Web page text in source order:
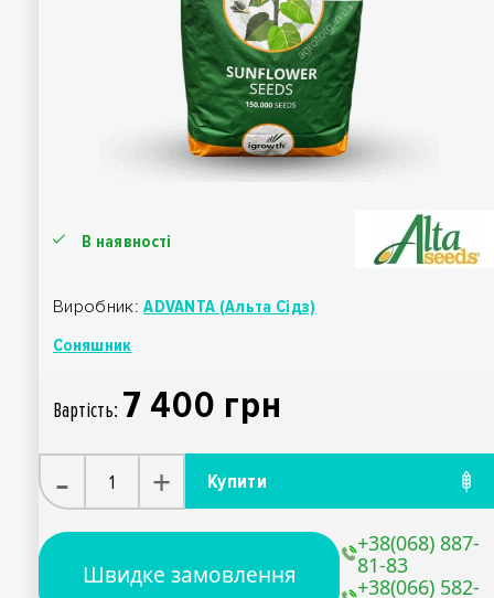
В наявності
Виробник:ADVANTA (Альта Сідз)
Соняшник
Вартiсть: 7 400 грн
- + Купити
Швидке замовлення
+38(068) 887-
81-83
+38(066) 582-